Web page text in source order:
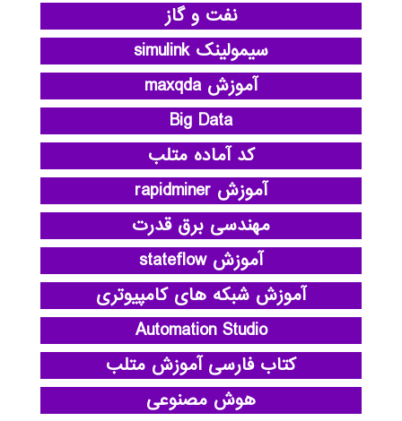
نفت و گاز
سیمولینک simulink
آموزش maxqda
Big Data
کد آماده متلب
آموزش rapidminer
مهندسی برق قدرت
آموزش stateflow
آموزش شبکه های کامپیوتری
Automation Studio
کتاب فارسی آموزش متلب
هوش مصنوعی